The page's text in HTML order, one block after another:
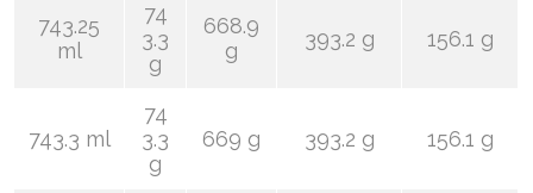
743.25
ml
74
3.3
g
668.9
g
393.2 g 156.1 g
743.3 ml
74
3.3
g
669 g 393.2 g 156.1 g